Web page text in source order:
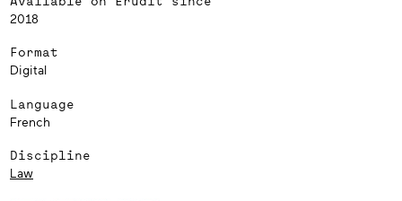
2018
Format
Digital
Language
French
Discipline
Law